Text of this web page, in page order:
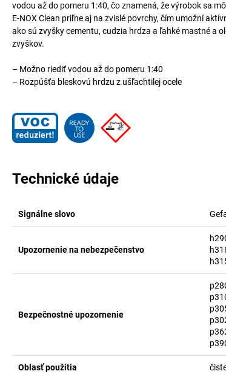
vodou až do pomeru 1:40, čo znamená, že výrobok sa
E-NOX Clean priľne aj na zvislé povrchy, čím umožní
ako sú zvyšky cementu, cudzia hrdza a ľahké mastné a
zvyškov.
– Možno riediť vodou až do pomeru 1:40
– Rozpúšťa bleskovú hrdzu z ušľachtilej ocele
Technické údaje
Signálne slovo
Upozornenie na nebezpečenstvo
Bezpečnostné upozornenie
Oblasť použitia